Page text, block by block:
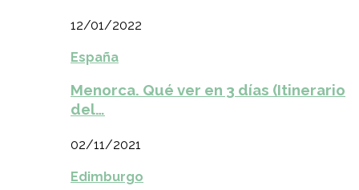
12/01/2022
España
Menorca. Qué ver en 3 días (Itinerario
del…
02/11/2021
Edimburgo